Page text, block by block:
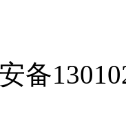
备